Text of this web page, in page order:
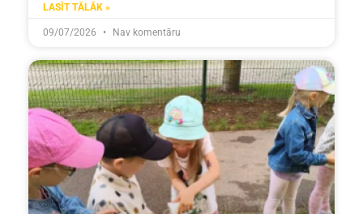
LASĪT TĀLĀK »
09/07/2026 Nav komentāru